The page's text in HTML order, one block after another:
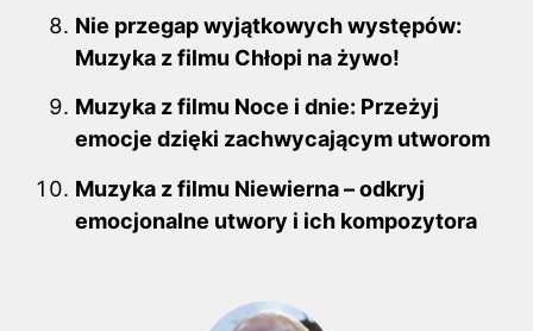
Nie przegap wyjątkowych występów:
Muzyka z filmu Chłopi na żywo!
Muzyka z filmu Noce i dnie: Przeżyj
emocje dzięki zachwycającym utworom
Muzyka z filmu Niewierna – odkryj
emocjonalne utwory i ich kompozytora